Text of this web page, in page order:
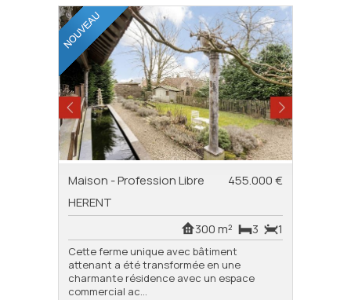
Maison - Profession Libre
455.000 €
HERENT
1
3
300 m²
Cette ferme unique avec bâtiment
attenant a été transformée en une
charmante résidence avec un espace
commercial ac...